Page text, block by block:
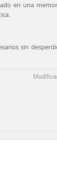
en una
sin